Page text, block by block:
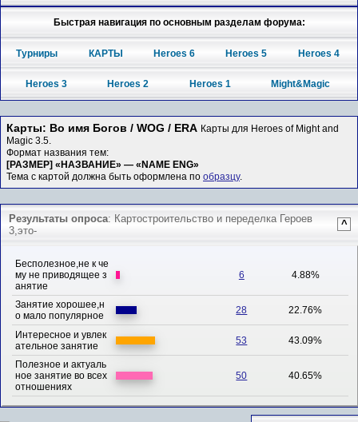
Быстрая навигация по основным разделам форума:
Турниры КАРТЫ Heroes 6 Heroes 5 Heroes 4
Heroes 3 Heroes 2 Heroes 1 Might&Magic
Карты: Во имя Богов / WOG / ERA Карты для Heroes of Might and
Magic 3.5.
Формат названия тем:
[РАЗМЕР] «НАЗВАНИЕ» — «NAME ENG»
Тема с картой должна быть оформлена по образцу.
Результаты опроса: Картостроительство и переделка Героев
3,это-
^
Бесполезное,не к че
му не приводящее з
анятие
6 4.88%
Занятие хорошее,н
о мало популярное
28 22.76%
Интересное и увлек
ательное занятие
53 43.09%
Полезное и актуаль
ное занятие во всех
отношениях
50 40.65%